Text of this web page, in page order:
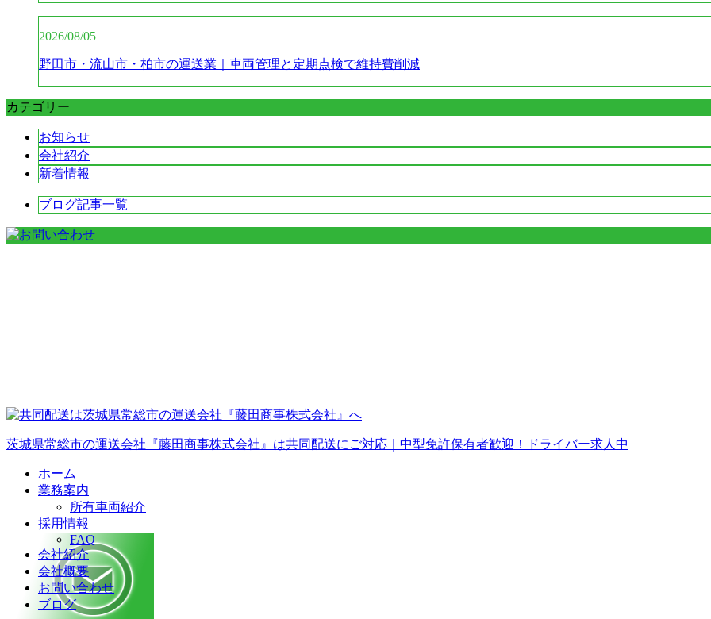
2026/08/05
野田市・流山市・柏市の運送業｜車両管理と定期点検で維持費削減
カテゴリー
お知らせ
会社紹介
新着情報
ブログ記事一覧
茨城県常総市の運送会社『藤田商事株式会社』は共同配送にご対応｜中型免許保有者歓迎！ドライバー求人中
ホーム
業務案内
所有車両紹介
採用情報
FAQ
会社紹介
会社概要
お問い合わせ
ブログ